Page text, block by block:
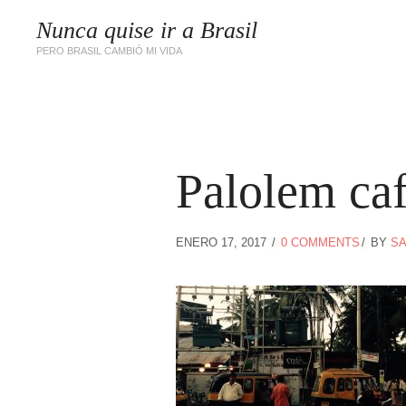
Nunca quise ir a Brasil
PERO BRASIL CAMBIÓ MI VIDA
Palolem
ENERO 17, 2017 0 COMMENTS BY